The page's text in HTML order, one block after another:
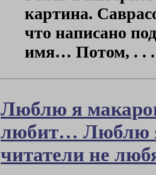
картина.
что написано
имя… Потом, . . .
Люблю я
любит… Люблю я
читатели не